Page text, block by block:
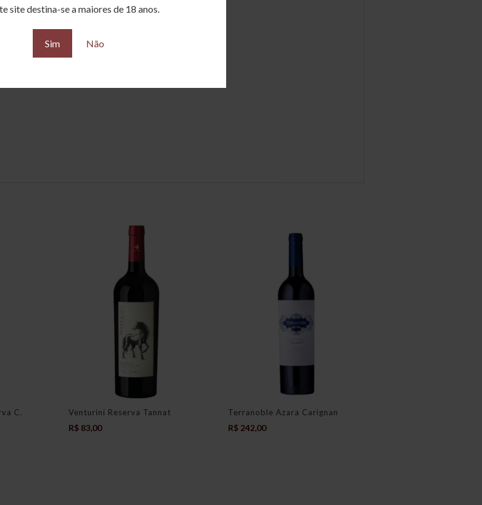
site destina-se a maiores de 18 anos.
Sim Não
C.
Venturini Reserva Tannat
R$83,00
Terranoble Azara Carignan
R$ 242,00